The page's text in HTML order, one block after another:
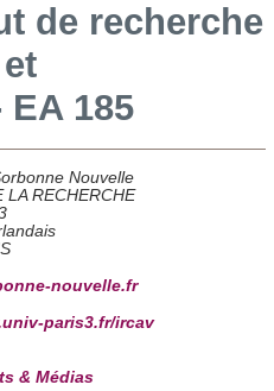
de recherche
185
Nouvelle
LA RECHERCHE
nouvelle.fr
paris3.fr/ircav
& Médias